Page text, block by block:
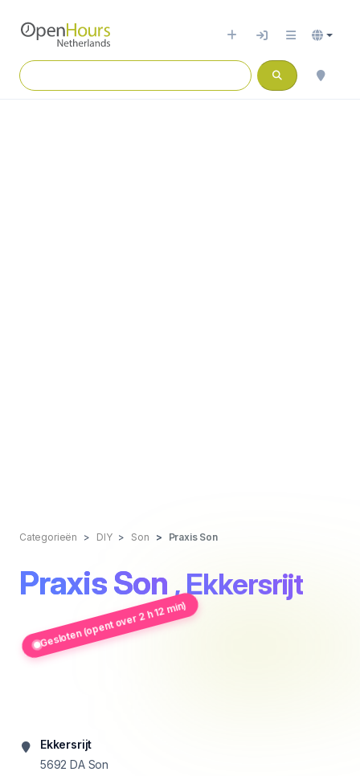
Categorieën DIY Son Praxis Son
Praxis Son , Ekkersrijt
Gesloten (opent over 2 h 12 min)
Ekkersrijt
5692 DA Son